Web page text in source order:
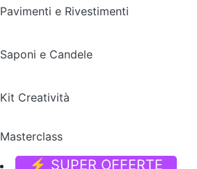
Pavimenti e Rivestimenti
Saponi e Candele
Kit Creatività
Masterclass
⚡ SUPER OFFERTE